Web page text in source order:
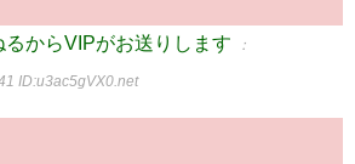
るからVIPがお送りします ：
ID:u3ac5gVX0.net